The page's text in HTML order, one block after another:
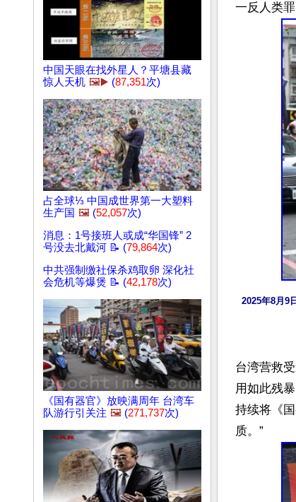
中国天眼在找外星人？平塘县藏
惊人天机 🖼️▶️ (87,351次)
占全球⅓ 中国成世界第一大塑料
生产国 🖼️ (52,057次)
消息：1号接班人或成“华国锋” 2
号没去北戴河 📝 (79,864次)
中共强制缴社保杀鸡取卵 深化社
会危机等爆煲 📝 (42,178次)
《国有器官》放映满周年 台湾车
队游行引关注 🖼️ (271,737次)
2025年8月9
台湾营救
用如此残
持续将《